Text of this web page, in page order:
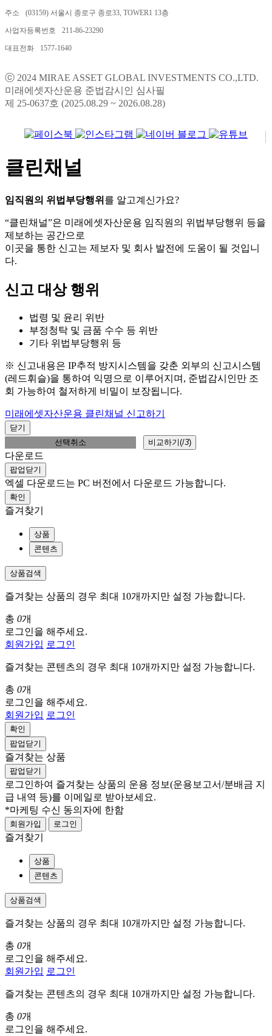
주소 (03159) 서울시 종로구 종로33, TOWER1 13층
사업자등록번호 211-86-23290
대표전화 1577-1640
ⓒ 2024 MIRAE ASSET GLOBAL INVESTMENTS CO.,LTD.
미래에셋자산운용 준법감시인 심사필
제 25-0637호 (2025.08.29 ~ 2026.08.28)
클린채널
임직원의 위법부당행위 를 알고계신가요?
“클린채널”은 미래에셋자산운용 임직원의 위법부당행위 등을
제보하는 공간으로
이곳을 통한 신고는 제보자 및 회사 발전에 도움이 될 것입니
다.
신고 대상 행위
법령 및 윤리 위반
부정청탁 및 금품 수수 등 위반
기타 위법부당행위 등
※ 신고내용은 IP추적 방지시스템을 갖춘 외부의 신고시스템
(레드휘슬)을 통하여 익명으로 이루어지며, 준법감시인만 조
회 가능하여 철저하게 비밀이 보장됩니다.
미래에셋자산운용 클린채널 신고하기
닫기
선택취소
비교하기(/3)
다운로드
팝업닫기
엑셀 다운로드는 PC 버전에서 다운로드 가능합니다.
확인
즐겨찾기
상품
콘텐츠
상품검색
즐겨찾는 상품의 경우 최대 10개까지만 설정 가능합니다.
총 0개
로그인을 해주세요.
회원가입 로그인
즐겨찾는 콘텐츠의 경우 최대 10개까지만 설정 가능합니다.
총 0개
로그인을 해주세요.
회원가입 로그인
확인
팝업닫기
즐겨찾는 상품
팝업닫기
로그인하여 즐겨찾는 상품의 운용 정보(운용보고서/분배금 지
급 내역 등)를 이메일로 받아보세요.
*마케팅 수신 동의자에 한함
회원가입 로그인
즐겨찾기
상품
콘텐츠
상품검색
즐겨찾는 상품의 경우 최대 10개까지만 설정 가능합니다.
총 0개
로그인을 해주세요.
회원가입 로그인
즐겨찾는 콘텐츠의 경우 최대 10개까지만 설정 가능합니다.
총 0개
로그인을 해주세요.